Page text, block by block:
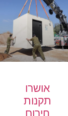
אושרו
תקנות
חירום